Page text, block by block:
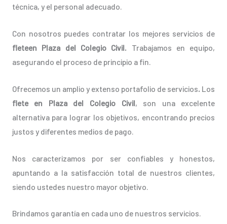
técnica, y el personal adecuado.
Con nosotros puedes contratar los mejores servicios de
fleteen Plaza del Colegio Civil. Trabajamos en equipo,
asegurando el proceso de principio a fin.
Ofrecemos un amplio y extenso portafolio de servicios. Los
flete en Plaza del Colegio Civil, son una excelente
alternativa para lograr los objetivos, encontrando precios
justos y diferentes medios de pago.
Nos caracterizamos por ser confiables y honestos,
apuntando a la satisfacción total de nuestros clientes,
siendo ustedes nuestro mayor objetivo.
Brindamos garantía en cada uno de nuestros servicios.